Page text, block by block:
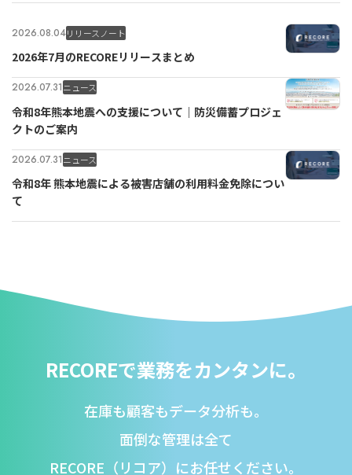
2026.08.04リリースノート
2026年7月のRECOREリリースまとめ
2026.07.31ニュース
令和8年熊本地震への支援について｜防災備蓄プロジェ
クトのご案内
2026.07.31ニュース
令和8年 熊本地震による被害店舗の利用料金免除につい
て
RECOREで業務をカンタンに。
在庫も顧客もデータ分析も。
面倒な管理は全て
RECORE（リコア）にお任せください。